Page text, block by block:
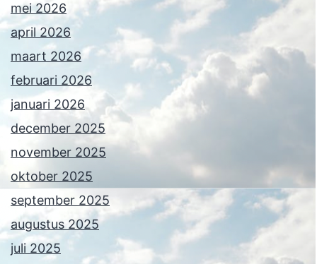
mei 2026
april 2026
maart 2026
februari 2026
januari 2026
december 2025
november 2025
oktober 2025
september 2025
augustus 2025
juli 2025